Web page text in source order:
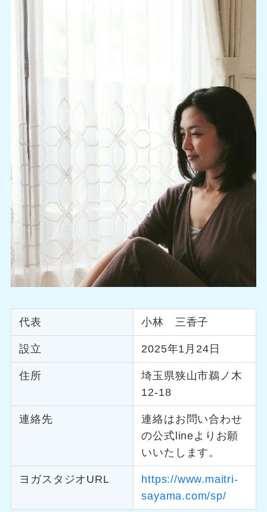
代表 小林 三香子
設立 2025年1月24日
住所
埼玉県狭山市鵜ノ木
12-18
連絡先
連絡はお問い合わせ
の公式lineよりお願
いいたします。
ヨガスタジオURL
https://www.maitri-
sayama.com/sp/